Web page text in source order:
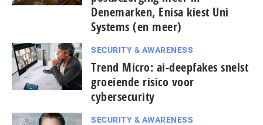
Denemarken, Enisa kiest Uni
Systems (en meer)
SECURITY & AWARENESS
Trend Micro: ai-deepfakes snelst
groeiende risico voor
cybersecurity
SECURITY & AWARENESS